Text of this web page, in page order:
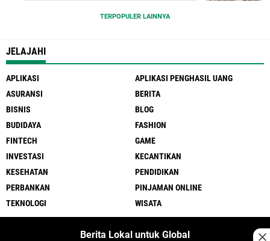
TERPOPULER LAINNYA
JELAJAHI
APLIKASI
APLIKASI PENGHASIL UANG
ASURANSI
BERITA
BISNIS
BLOG
BUDIDAYA
FASHION
FINTECH
GAME
INVESTASI
KECANTIKAN
KESEHATAN
PENDIDIKAN
PERBANKAN
PINJAMAN ONLINE
TEKNOLOGI
WISATA
Berita Lokal untuk Global